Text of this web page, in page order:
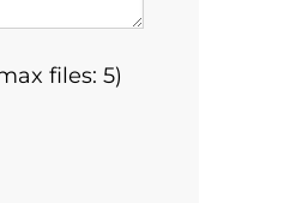
files: 5)